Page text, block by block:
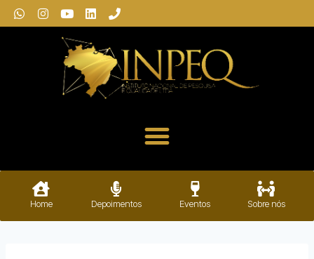
Home Depoimentos Eventos Sobre nós